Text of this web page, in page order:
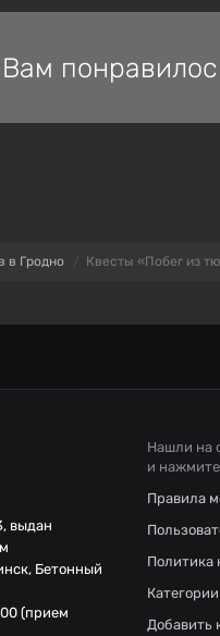
Вам
в Гродно Квесты «Побег из
выдан
Бетонный
(прием
Нашли на
и
Правила
Политика
Добавить